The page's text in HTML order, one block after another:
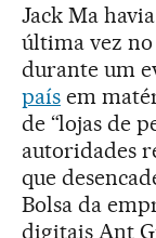
Jack Ma
última vez
durante um
paísem
de “lojas de
autoridades
que
Bolsa da
digitais Ant